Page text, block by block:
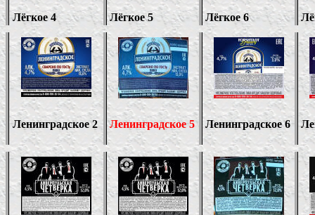
Лёгкое 4 Лёгкое 5 Лёгкое 6
Ленинградское2 Ленинградское5 Ленинградское 6